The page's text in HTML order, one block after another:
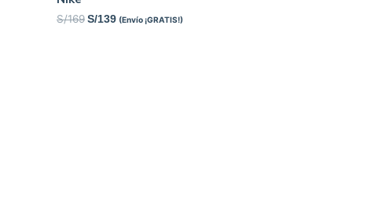
S/169 S/139 (Envío ¡GRATIS!)